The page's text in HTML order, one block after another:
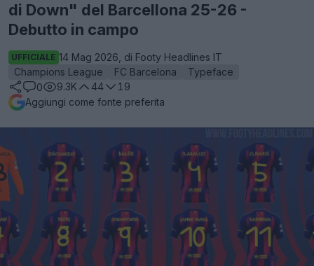
di Down" del Barcellona 25-26 -
Debutto in campo
UFFICIALE 14 Mag 2026, di Footy Headlines IT
Champions League
FC Barcelona
Typeface
0
9.3K 44
19
Aggiungi come fonte preferita